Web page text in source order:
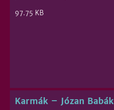
97.75 KB
Karmák – Józan Babák